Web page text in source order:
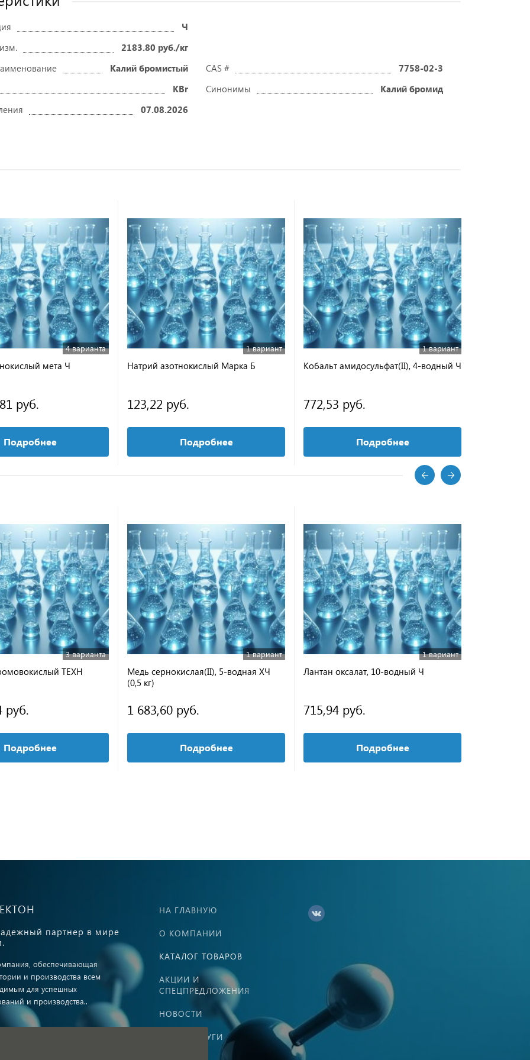
Ч
2183.80 руб./кг
Калий бромистый CAS #
7758-02-3
KBr Синонимы
Калий бромид
07.08.2026
4 варианта
мета Ч
руб.
Подробнее
1 вариант
Натрий азотнокислый Марка Б
123,22 руб.
Подробнее
1 вариант
Кобальт амидосульфат(II), 4-водный Ч
772,53 руб.
Подробнее
3 варианта
ТЕХН
руб.
Подробнее
1 вариант
Медь сернокислая(II), 5-водная ХЧ
(0,5 кг)
1 683,60 руб.
Подробнее
1 вариант
Лантан оксалат, 10-водный Ч
715,94 руб.
Подробнее
партнер в мире
обеспечивающая
и производства всем
для успешных
и производства..
НА ГЛАВНУЮ
О КОМПАНИИ
КАТАЛОГ ТОВАРОВ
АКЦИИ И
СПЕЦПРЕДЛОЖЕНИЯ
НОВОСТИ
НАШИ УСЛУГИ